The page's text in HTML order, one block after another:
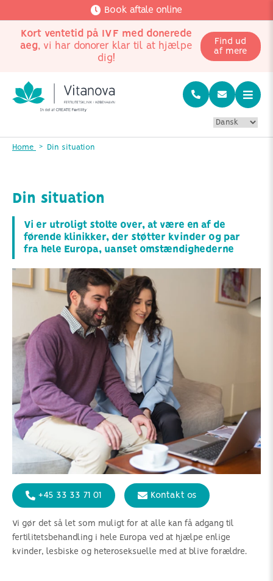
Book aftale online
Kort ventetid på IVF med donerede
aeg, vi har donorer klar til at hjælpe
dig!
Find ud
af mere
Home Din situation
Din situation
Vi er utroligt stolte over, at være en af de
førende klinikker, der støtter kvinder og par
fra hele Europa, uanset omstændighederne
Vi gør det så let som muligt for at alle kan få adgang til
fertilitetsbehandling i hele Europa ved at hjælpe enlige
kvinder, lesbiske og heteroseksuelle med at blive forældre.
+45 33 33 71 01 Kontakt os